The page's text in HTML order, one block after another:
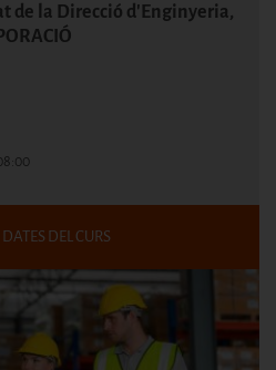
de la Direcció d'Enginyeria,
DEL CURS